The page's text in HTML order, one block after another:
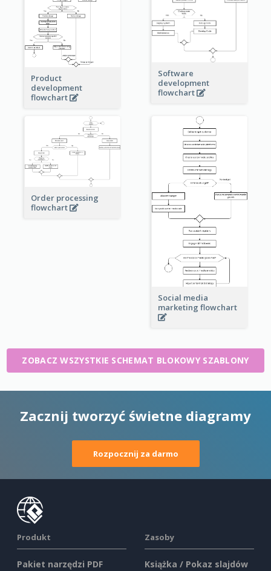
Product
development
flowchart
Software
development
flowchart
Order processing
flowchart
Social media
marketing flowchart
ZOBACZ WSZYSTKIE SCHEMAT BLOKOWY SZABLONY
Zacznij tworzyć świetne diagramy
Rozpocznij za darmo
Produkt
Pakiet narzędzi PDF
Zasoby
Książka / Pokaz slajdów